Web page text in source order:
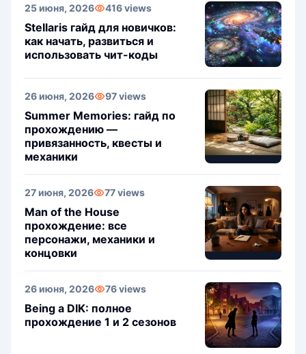
25 июня, 2026 416 views
Stellaris гайд для новичков:
как начать, развиться и
использовать чит-коды
26 июня, 2026 97 views
Summer Memories: гайд по
прохождению —
привязанность, квесты и
механики
27 июня, 2026 77 views
Man of the House
прохождение: все
персонажи, механики и
концовки
26 июня, 2026 76 views
Being a DIK: полное
прохождение 1 и 2 сезонов